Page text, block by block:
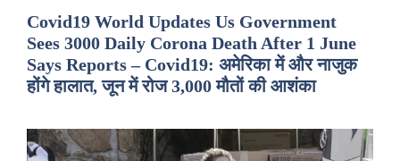
Covid19 World Updates Us Government
Sees 3000 Daily Corona Death After 1 June
Says Reports – Covid19: अमेरिका में और नाजुक
होंगे हालात, जून में रोज 3,000 मौतों की आशंका